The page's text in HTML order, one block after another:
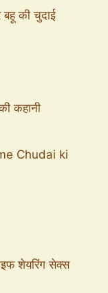
की चुदाई
कहानी
Chudai ki
शेयरिंग सेक्स